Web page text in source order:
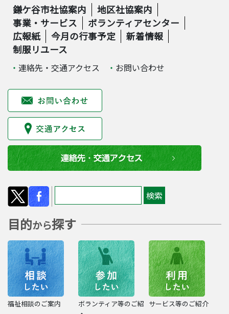
鎌ケ谷市社協案内
地区社協案内
事業・サービス
ボランティアセンター
広報紙
今月の行事予定
新着情報
制服リユース
連絡先・交通アクセス お問い合わせ
目的から探す
福祉相談のご案内
ボランティア等のご紹 サービス等のご紹介